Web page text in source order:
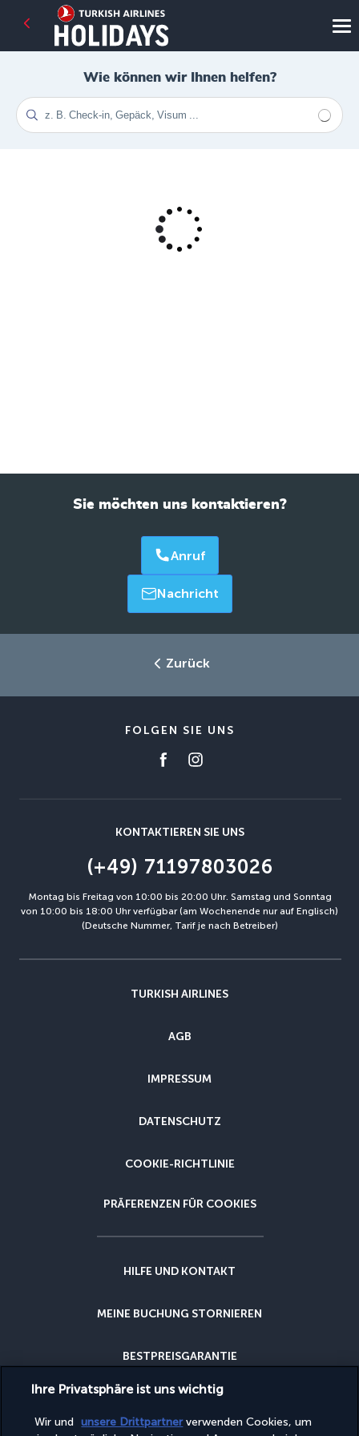
Wie können wir Ihnen helfen?
Sie möchten uns kontaktieren?
Anruf
Nachricht
Zurück
FOLGEN SIE UNS
KONTAKTIEREN SIE UNS
(+49) 71197803026
Montag bis Freitag von 10:00 bis 20:00 Uhr. Samstag und Sonntag
von 10:00 bis 18:00 Uhr verfügbar (am Wochenende nur auf Englisch)
(Deutsche Nummer, Tarif je nach Betreiber)
TURKISH AIRLINES
AGB
IMPRESSUM
DATENSCHUTZ
COOKIE-RICHTLINIE
PRÄFERENZEN FÜR COOKIES
HILFE UND KONTAKT
MEINE BUCHUNG STORNIEREN
BESTPREISGARANTIE
STORNIERUNGSGARANTIE
Ihre Privatsphäre ist uns wichtig
Wir und unsere Drittpartnerverwenden Cookies, um